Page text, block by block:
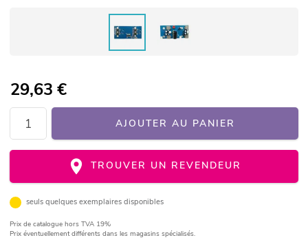
29,63 €
AJOUTER AU PANIER
TROUVER UN REVENDEUR
seuls quelques exemplaires disponibles
Prix de catalogue hors TVA 19%
Prix éventuellement différents dans les magasins spécialisés.